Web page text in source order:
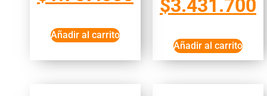
Añadir al carrito
$3.431.700
Añadir al carrito